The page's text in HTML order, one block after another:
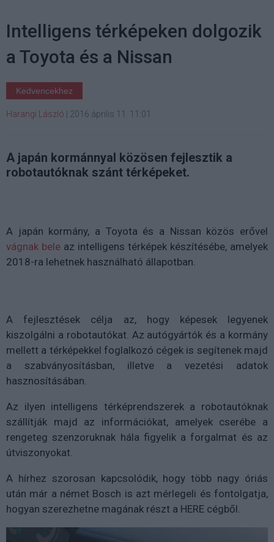
Intelligens térképeken dolgozik
a Toyota és a Nissan
Kedvencekhez
Harangi László 2016 április 11. 11:01
A japán kormánnyal közösen fejlesztik a
robotautóknak szánt térképeket.
A japán kormány, a Toyota és a Nissan közös erővel
vágnak bele az intelligens térképek készítésébe, amelyek
2018-ra lehetnek használható állapotban.
A fejlesztések célja az, hogy képesek legyenek
kiszolgálni a robotautókat. Az autógyártók és a kormány
mellett a térképekkel foglalkozó cégek is segítenek majd
a szabványosításban, illetve a vezetési adatok
hasznosításában.
Az ilyen intelligens térképrendszerek a robotautóknak
szállítják majd az információkat, amelyek cserébe a
rengeteg szenzoruknak hála figyelik a forgalmat és az
útviszonyokat.
A hírhez szorosan kapcsolódik, hogy több nagy óriás
után már a német Bosch is azt mérlegeli és fontolgatja,
hogyan szerezhetne magának részt a HERE cégből.